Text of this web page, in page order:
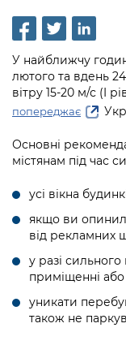
Проєкти
перебувають
Рішення
Графік роботи
Вакансії
Статистика
Звернення
Регуляторна
Освіта та
Навколишнє
Культура,
Фінанси та
Ритуальні
Іноземцям /
Громадська
Консультації
Громадська
Петиції
Відкритий
Контактний
Допомога
Рада з
осіб при
адміністрації
Інформація з
Подати запит
Проекти
інших актів
Нормативна
Питання і
Порядок
бездіяльності
Звіти про
публічну
Медіагалерея
Підписатися
КМДА /
from the KCSA
Порядок
Accreditation
Submitting a
Зйомки в
стану / Rules
hospitals at
Контакти для
media
Портал
У найближчу
лютого та вдень
вітру 15-20 м/с (I
попереджає
Основні
містянам під час
усі вікна
якщо ви
від рекламних
у разі
приміщенні
уникати
також не